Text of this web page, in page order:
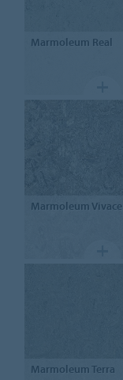
Marmoleum Real
MarmoleumVivace
MarmoleumTerra